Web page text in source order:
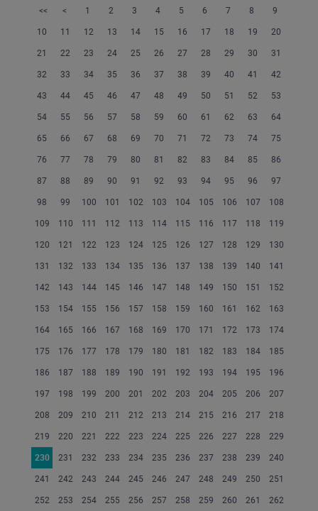
<< < 1 2 3 4 5 6 7 8 9
10 11 12 13 14 15 16 17 18 19 20
21 22 23 24 25 26 27 28 29 30 31
32 33 34 35 36 37 38 39 40 41 42
43 44 45 46 47 48 49 50 51 52 53
54 55 56 57 58 59 60 61 62 63 64
65 66 67 68 69 70 71 72 73 74 75
76 77 78 79 80 81 82 83 84 85 86
87 88 89 90 91 92 93 94 95 96 97
98 99 100 101 102 103 104 105 106 107 108
109 110 111 112 113 114 115 116 117 118 119
120 121 122 123 124 125 126 127 128 129 130
131 132 133 134 135 136 137 138 139 140 141
142 143 144 145 146 147 148 149 150 151 152
153 154 155 156 157 158 159 160 161 162 163
164 165 166 167 168 169 170 171 172 173 174
175 176 177 178 179 180 181 182 183 184 185
186 187 188 189 190 191 192 193 194 195 196
197 198 199 200 201 202 203 204 205 206 207
208 209 210 211 212 213 214 215 216 217 218
219 220 221 222 223 224 225 226 227 228 229
230 231 232 233 234 235 236 237 238 239 240
241 242 243 244 245 246 247 248 249 250 251
252 253 254 255 256 257 258 259 260 261 262